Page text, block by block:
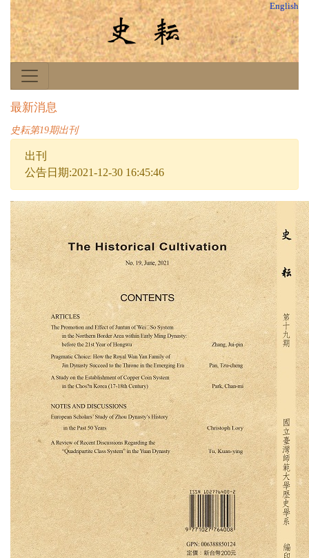
English
最新消息
史耘第19期出刊
出刊
公告日期:2021-12-30 16:45:46